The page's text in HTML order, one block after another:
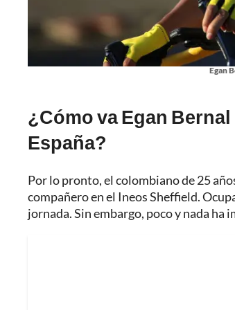
Egan
¿Cómo va Egan
España?
Por lo pronto, el colombiano de 25
compañero en el Ineos Sheffield.
jornada. Sin embargo, poco y nada ha